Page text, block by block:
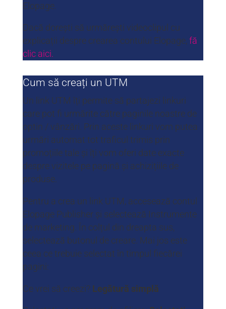
Elopage.
Dacă dorești să urmărești videoclipul cu
explicații despre crearea contului Elopage, fă
clic aici.
Cum să creați un UTM
Un link UTM îți permite să partajezi linkuri
care pot fi urmărite către paginile noastre de
optin / vânzări. Prin aceste linkuri vom putea
urmări automat tot traficul trimis prin
promoțiile tale și îți vom oferi date exacte
despre vizitele pe pagină și achizițiile de
produse.
Pentru a crea un link UTM, accesează contul
Elopage Publisher și selectează Instrumente
de marketing. În colțul din dreapta sus,
selectează butonul de creare. Mai jos este
ceea ce trebuie selectat în timpul fiecărei
pagini:
Ce vrei să creezi? Legătură simplă